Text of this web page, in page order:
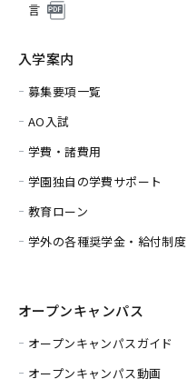
言
入学案内
募集要項一覧
AO入試
学費・諸費用
学園独自の学費サポート
教育ローン
学外の各種奨学金・給付制度
オープンキャンパス
オープンキャンパスガイド
オープンキャンパス動画